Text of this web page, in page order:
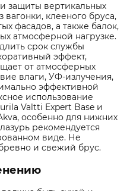
защиты вертикальных
клееного бруса,
фасадов, а также балок,
атмосферной нагрузке.
срок службы
эффект,
от атмосферных
влаги, УФ-излучения,
эффективной
использование
Valtti Expert Base и
особенно для нижних
рекомендуется
виде. Не
и свежий брус.